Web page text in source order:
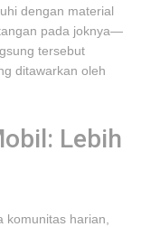
dengan material
pada joknya—
tersebut
ditawarkan oleh
Lebih
harian,